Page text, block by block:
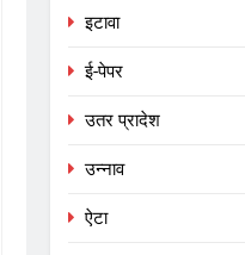
इटावा
ई-पेपर
उतर प्रादेश
उन्नाव
ऐटा